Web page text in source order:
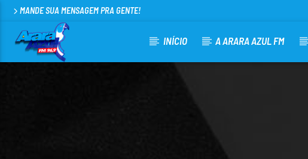
MANDE SUA MENSAGEM PRA GENTE!
INÍCIO A ARARA AZUL FM